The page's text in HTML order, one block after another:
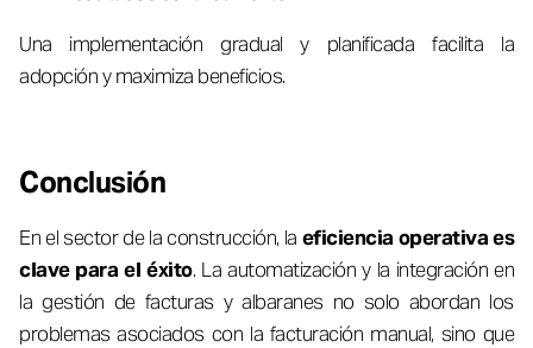
Una implementación gradual y planificada facilita la
adopción y maximiza beneficios.
Conclusión
En el sector de la construcción, la eficiencia operativa es
clave para el éxito. La automatización y la integración en
la gestión de facturas y albaranes no solo abordan los
problemas asociados con la facturación manual, sino que